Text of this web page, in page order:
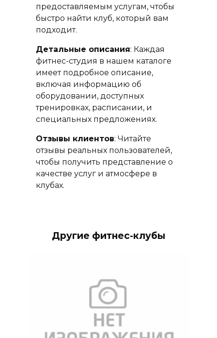
предоставляемым услугам, чтобы
быстро найти клуб, который вам
подходит.
Детальные описания: Каждая
фитнес-студия в нашем каталоге
имеет подробное описание,
включая информацию об
оборудовании, доступных
тренировках, расписании, и
специальных предложениях.
Отзывы клиентов: Читайте
отзывы реальных пользователей,
чтобы получить представление о
качестве услуг и атмосфере в
клубах.
Другие фитнес-клубы